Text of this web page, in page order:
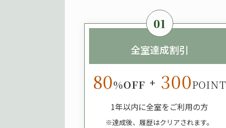
全室達成割引
01
80%OFF + 300POINT
1年以内に全室をご利用の方
※達成後、履歴はクリアされます。